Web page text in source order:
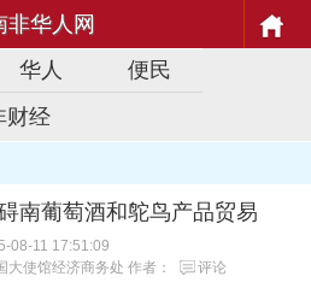
非华人网
华人
便民
财经
南葡萄酒和鸵鸟产品贸易
08-11 17:51:09
大使馆经济商务处 作者： 评论